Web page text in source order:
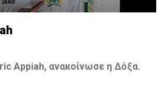
Appiah, ανακοίνωσε η Δόξα.